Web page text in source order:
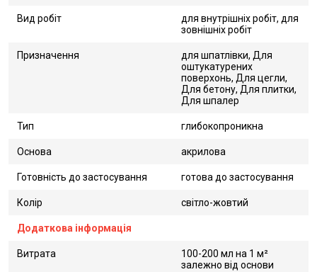
Вид робіт
для внутрішніх робіт, для
зовнішніх робіт
Призначення
для шпатлівки, Для
оштукатурених
поверхонь, Для цегли,
Для бетону, Для плитки,
Для шпалер
Тип глибокопроникна
Основа акрилова
Готовність до застосування готова до застосування
Колір світло-жовтий
Додаткова інформація
Витрата
100-200 мл на 1 м²
залежно від основи